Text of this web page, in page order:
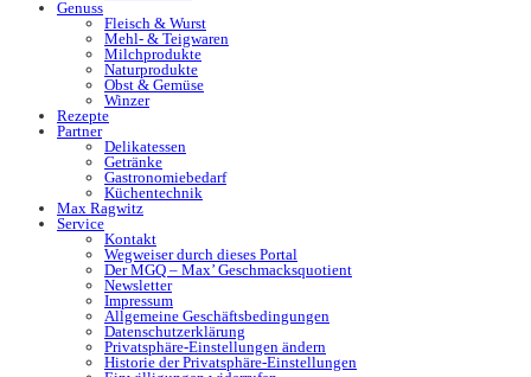
Genuss
Fleisch & Wurst
Mehl- & Teigwaren
Milchprodukte
Naturprodukte
Obst & Gemüse
Winzer
Rezepte
Partner
Delikatessen
Getränke
Gastronomiebedarf
Küchentechnik
Max Ragwitz
Service
Kontakt
Wegweiser durch dieses Portal
Der MGQ – Max’ Geschmacksquotient
Newsletter
Impressum
Allgemeine Geschäftsbedingungen
Datenschutzerklärung
Privatsphäre-Einstellungen ändern
Historie der Privatsphäre-Einstellungen